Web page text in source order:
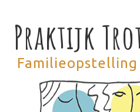
Praktijk